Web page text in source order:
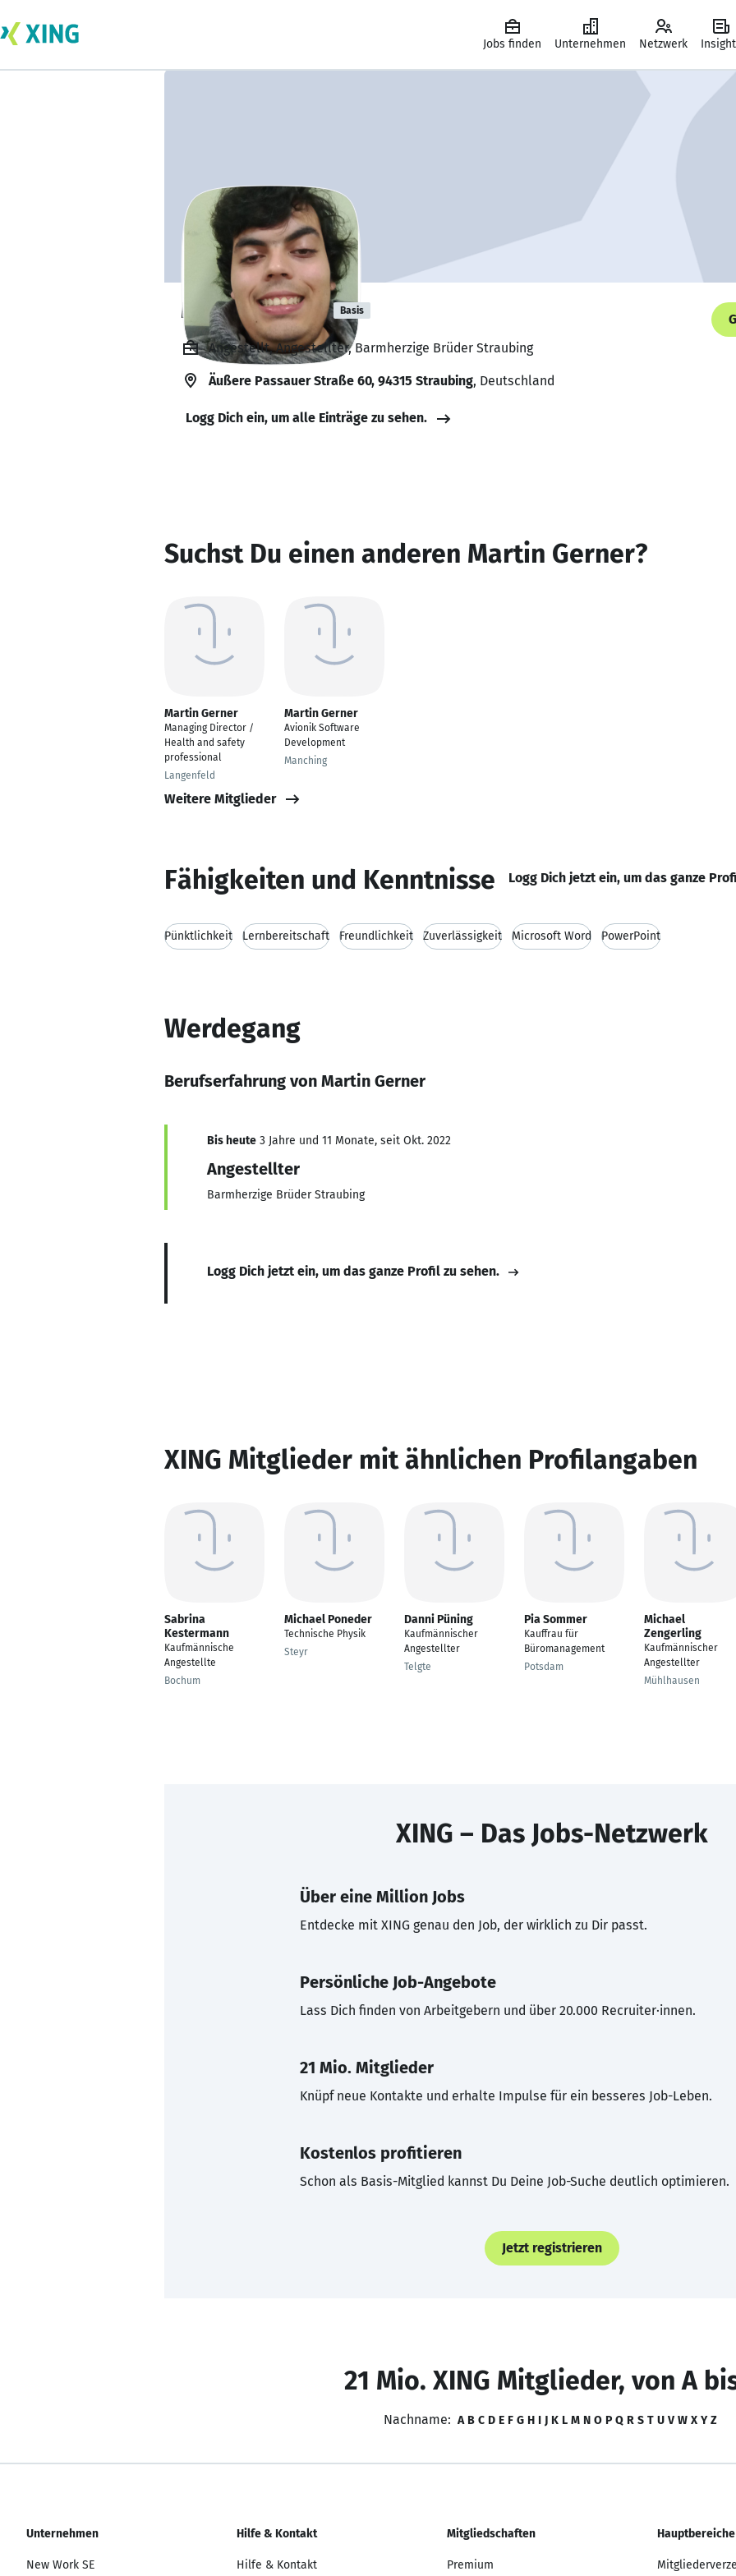
Jobs finden Unternehmen Netzwerk
Martin Gerner Basis
Angestellt, Angestellter, Barmherzige Brüder Straubing
Äußere Passauer Straße 60, 94315 Straubing, Deutschland
Logg Dich ein, um alle Einträge zu sehen.
Suchst Du einen anderen Martin Gerner?
Martin Gerner
Managing Director /
Health and safety
professional
Langenfeld
Martin Gerner
Avionik Software
Development
Manching
Weitere Mitglieder
Fähigkeiten und Kenntnisse Logg Dich jetzt ein, um das ganze
Pünktlichkeit Lernbereitschaft Freundlichkeit Zuverlässigkeit Microsoft Word PowerPoint
Werdegang
Berufserfahrung von Martin Gerner
Bis heute 3 Jahre und 11 Monate, seit Okt. 2022
Angestellter
Barmherzige Brüder Straubing
Logg Dich jetzt ein, um das ganze Profil zu sehen.
XING Mitglieder mit ähnlichen Profilangaben
Sabrina
Kestermann
Kaufmännische
Angestellte
Bochum
Michael Poneder
Technische Physik
Steyr
Danni Püning
Kaufmännischer
Angestellter
Telgte
Pia Sommer
Kauffrau für
Büromanagement
Potsdam
Michael
Zengerling
Kaufmännischer
Angestellter
Mühlhausen
XING – Das Jobs-Netzwerk
Über eine Million Jobs
Entdecke mit XING genau den Job, der wirklich zu Dir passt.
Persönliche Job-Angebote
Lass Dich finden von Arbeitgebern und über 20.000 Recruiter·innen.
21 Mio. Mitglieder
Knüpf neue Kontakte und erhalte Impulse für ein besseres Job-Leben.
Kostenlos profitieren
Schon als Basis-Mitglied kannst Du Deine Job-Suche deutlich optimieren.
Jetzt registrieren
21 Mio. XING Mitglieder, von A
Nachname: A B C D E F G H I J K L M N O P Q R S T U V W X Y Z
Unternehmen
New Work SE
Hilfe & Kontakt
Hilfe & Kontakt
Mitgliedschaften
Premium
Hauptbereiche